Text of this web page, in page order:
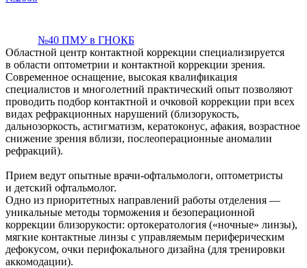
№40 ПМУ в ГНОКБ
Областной центр контактной коррекции специализируется
в области оптометрии и контактной коррекции зрения.
Современное оснащение, высокая квалификация
специалистов и многолетний практический опыт позволяют
проводить подбор контактной и очковой коррекции при всех
видах рефракционных нарушений (близорукость,
дальнозоркость, астигматизм, кератоконус, афакия, возрастное
снижение зрения вблизи, послеоперационные аномалии
рефракций).
Прием ведут опытные врачи-офтальмологи, оптометристы
и детский офтальмолог.
Одно из приоритетных направлений работы отделения —
уникальные методы торможения и безоперационной
коррекции близорукости: ортокератология («ночные» линзы),
мягкие контактные линзы с управляемым периферическим
дефокусом, очки перифокального дизайна (для тренировки
аккомодации).